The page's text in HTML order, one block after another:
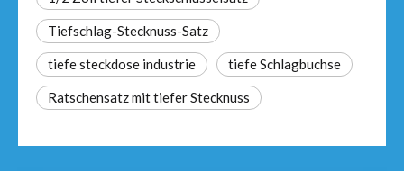
Tiefschlag-Stecknuss-Satz
tiefe steckdose industrie tiefe Schlagbuchse
Ratschensatz mit tiefer Stecknuss